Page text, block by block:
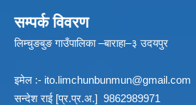
सम्पर्क विवरण
लिम्चुङबुङ गाउँपालिका –बाराहा–३ उदयपुर
इमेल :- ito.limchunbunmun@gmail.com
सन्देश राई [प्र.प्र.अ.] 9862989971